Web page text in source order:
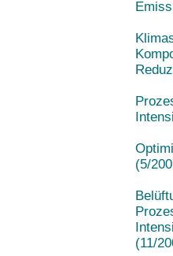
(5/
(11/